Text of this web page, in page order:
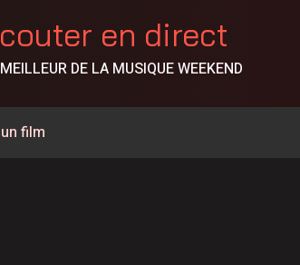
en direct
DE LA MUSIQUE WEEKEND
film